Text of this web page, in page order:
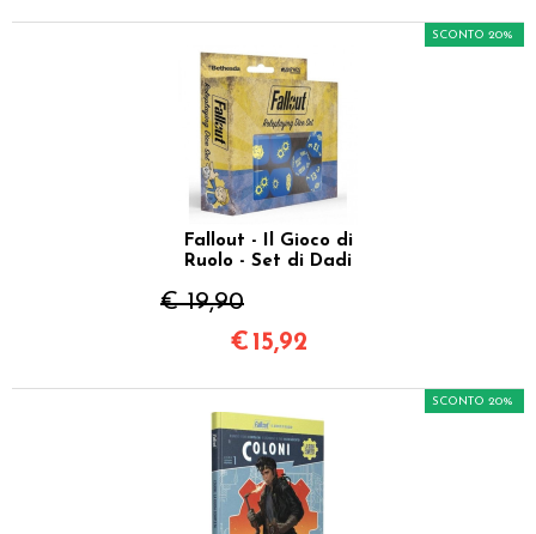
Fallout - Il Gioco di
Ruolo - Set di Dadi
€ 19,90
SCONTO 20%
€ 15,92
SCONTO 20%